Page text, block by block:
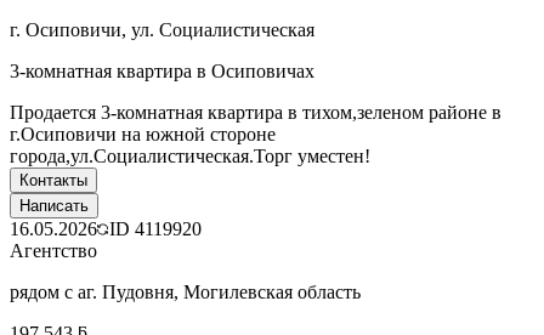
г. Осиповичи, ул. Социалистическая
3-комнатная квартира в Осиповичах
Продается 3-комнатная квартира в тихом,зеленом районе в
г.Осиповичи на южной стороне
города,ул.Социалистическая.Торг уместен!
Контакты
Написать
16.05.2026 ID 4119920
Агентство
рядом с аг. Пудовня, Могилевская область